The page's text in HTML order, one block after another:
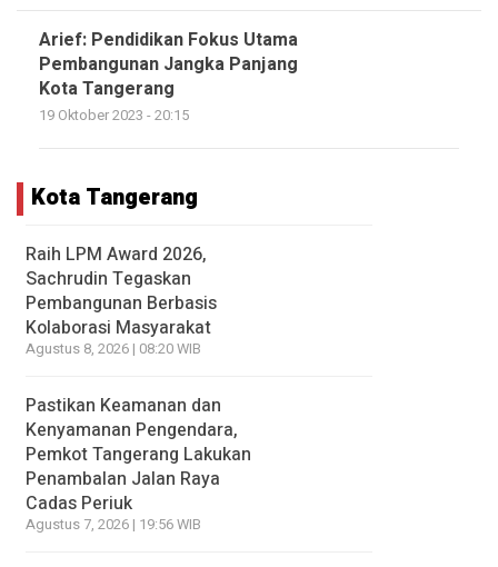
Arief: Pendidikan Fokus Utama
Pembangunan Jangka Panjang
Kota Tangerang
19 Oktober 2023 - 20:15
Kota Tangerang
Raih LPM Award 2026,
Sachrudin Tegaskan
Pembangunan Berbasis
Kolaborasi Masyarakat
Agustus 8, 2026 | 08:20 WIB
Pastikan Keamanan dan
Kenyamanan Pengendara,
Pemkot Tangerang Lakukan
Penambalan Jalan Raya
Cadas Periuk
Agustus 7, 2026 | 19:56 WIB